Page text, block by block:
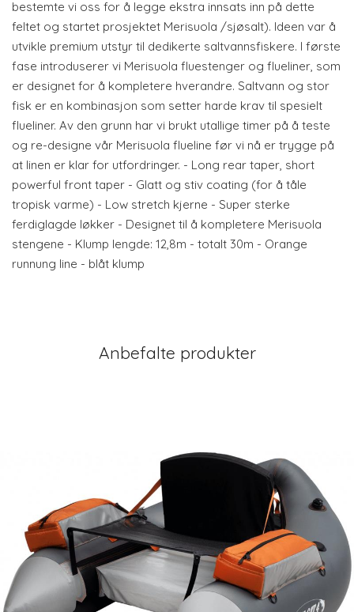
bestemte vi oss for å legge ekstra innsats inn på dette
feltet og startet prosjektet Merisuola /sjøsalt). Ideen var å
utvikle premium utstyr til dedikerte saltvannsfiskere. I første
fase introduserer vi Merisuola fluestenger og flueliner, som
er designet for å kompletere hverandre. Saltvann og stor
fisk er en kombinasjon som setter harde krav til spesielt
flueliner. Av den grunn har vi brukt utallige timer på å teste
og re-designe vår Merisuola flueline før vi nå er trygge på
at linen er klar for utfordringer. - Long rear taper, short
powerful front taper - Glatt og stiv coating (for å tåle
tropisk varme) - Low stretch kjerne - Super sterke
ferdiglagde løkker - Designet til å kompletere Merisuola
stengene - Klump lengde: 12,8m - totalt 30m - Orange
runnung line - blåt klump
Anbefalte produkter